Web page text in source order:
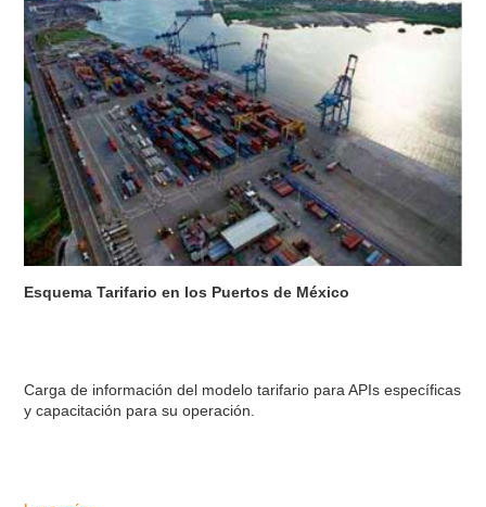
Esquema Tarifario en los Puertos de México
Carga de información del modelo tarifario para APIs específicas
y capacitación para su operación.